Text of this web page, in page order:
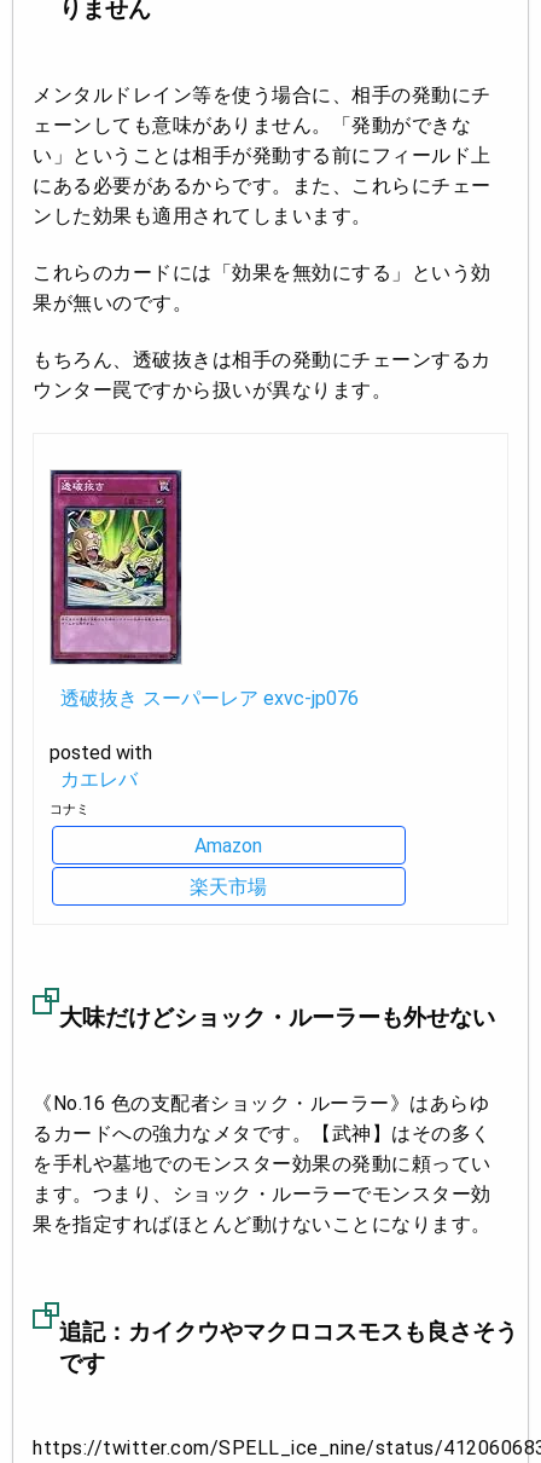
りません
メンタルドレイン等を使う場合に、相手の発動にチ
ェーンしても意味がありません。「発動ができな
い」ということは相手が発動する前にフィールド上
にある必要があるからです。また、これらにチェー
ンした効果も適用されてしまいます。
これらのカードには「効果を無効にする」という効
果が無いのです。
もちろん、透破抜きは相手の発動にチェーンするカ
ウンター罠ですから扱いが異なります。
透破抜き スーパーレア exvc-jp076
posted with
カエレバ
コナミ
Amazon
楽天市場
大味だけどショック・ルーラーも外せない
《No.16 色の支配者ショック・ルーラー》はあらゆ
るカードへの強力なメタです。【武神】はその多く
を手札や墓地でのモンスター効果の発動に頼ってい
ます。つまり、ショック・ルーラーでモンスター効
果を指定すればほとんど動けないことになります。
追記：カイクウやマクロコスモスも良さそう
です
https://twitter.com/SPELL_ice_nine/status/